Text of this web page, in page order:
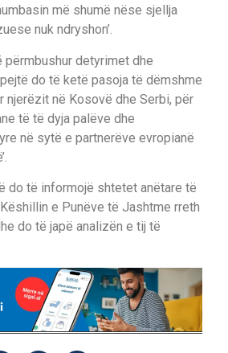
më shumë nëse sjellja
nuk ndryshon’.
përmbushur detyrimet dhe
do të ketë pasoja të dëmshme
njerëzit në Kosovë dhe Serbi, për
të të dyja palëve dhe
në sytë e partnerëve evropianë
do të informojë shtetet anëtare të
e Punëve të Jashtme rreth
do të japë analizën e tij të